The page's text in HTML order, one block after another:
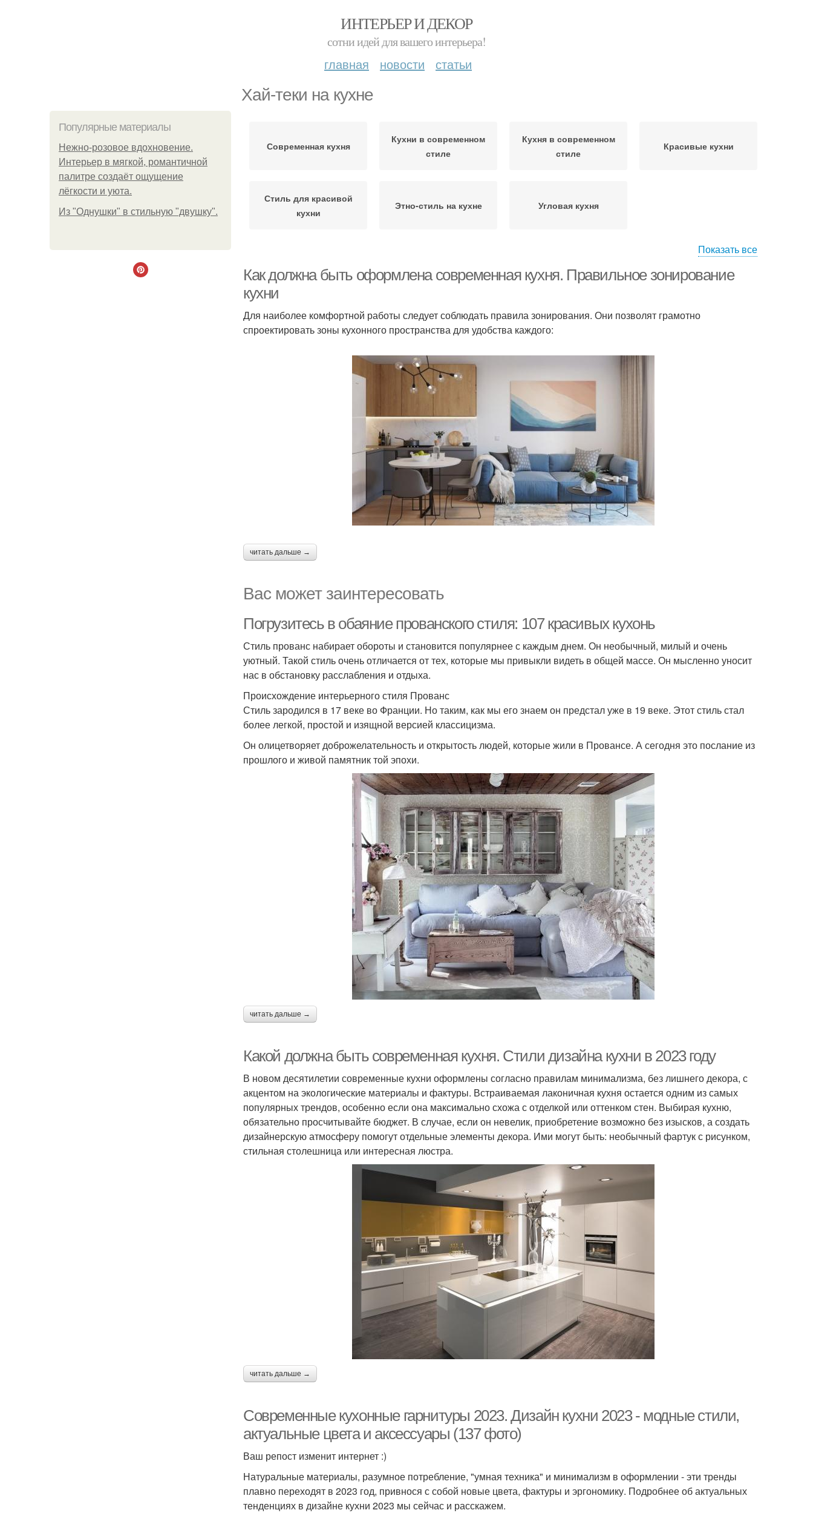
ИНТЕРЬЕР И ДЕКОР
сотни идей для вашего интерьера!
главная новости статьи
Хай-теки на кухне
Популярные материалы
Нежно-розовое вдохновение.
Интерьер в мягкой, романтичной
палитре создаёт ощущение
лёгкости и уюта.
Из "Однушки" в стильную "двушку".
Современная кухня
Кухни в современном
стиле
Кухня в современном
стиле
Красивые кухни
Стиль для красивой
кухни
Этно-стиль на кухне Угловая кухня
Показать все
Как должна быть оформлена современная кухня. Правильное зонирование
кухни
Для наиболее комфортной работы следует соблюдать правила зонирования. Они позволят грамотно
спроектировать зоны кухонного пространства для удобства каждого:
читать дальше →
Вас может заинтересовать
Погрузитесь в обаяние прованского стиля: 107 красивых кухонь
Стиль прованс набирает обороты и становится популярнее с каждым днем. Он необычный, милый и очень
уютный. Такой стиль очень отличается от тех, которые мы привыкли видеть в общей массе. Он мысленно уносит
нас в обстановку расслабления и отдыха.
Происхождение интерьерного стиля Прованс
Стиль зародился в 17 веке во Франции. Но таким, как мы его знаем он предстал уже в 19 веке. Этот стиль стал
более легкой, простой и изящной версией классицизма.
Он олицетворяет доброжелательность и открытость людей, которые жили в Провансе. А сегодня это послание из
прошлого и живой памятник той эпохи.
читать дальше →
Какой должна быть современная кухня. Стили дизайна кухни в 2023 году
В новом десятилетии современные кухни оформлены согласно правилам минимализма, без лишнего декора, с
акцентом на экологические материалы и фактуры. Встраиваемая лаконичная кухня остается одним из самых
популярных трендов, особенно если она максимально схожа с отделкой или оттенком стен. Выбирая кухню,
обязательно просчитывайте бюджет. В случае, если он невелик, приобретение возможно без изысков, а создать
дизайнерскую атмосферу помогут отдельные элементы декора. Ими могут быть: необычный фартук с рисунком,
стильная столешница или интересная люстра.
читать дальше →
Современные кухонные гарнитуры 2023. Дизайн кухни 2023 - модные стили,
актуальные цвета и аксессуары (137 фото)
Ваш репост изменит интернет :)
Натуральные материалы, разумное потребление, "умная техника" и минимализм в оформлении - эти тренды
плавно переходят в 2023 год, привнося с собой новые цвета, фактуры и эргономику. Подробнее об актуальных
тенденциях в дизайне кухни 2023 мы сейчас и расскажем.